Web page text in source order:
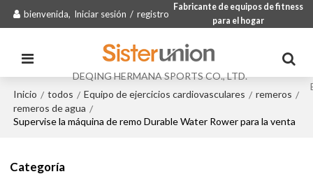
bienvenida, Iniciar sesión / registro
Fabricante de equipos de fitness
para el hogar
DEQING HERMANA SPORTS CO., LTD.
Inicio / todos / Equipo de ejercicios cardiovasculares / remeros /
remeros de agua /
Supervise la máquina de remo Durable Water Rower para la venta
Categoría